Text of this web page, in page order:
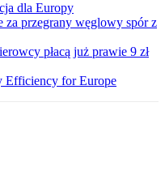
dla Europy
za przegrany węglowy spór z
płacą już prawie 9 zł
Efficiency for Europe